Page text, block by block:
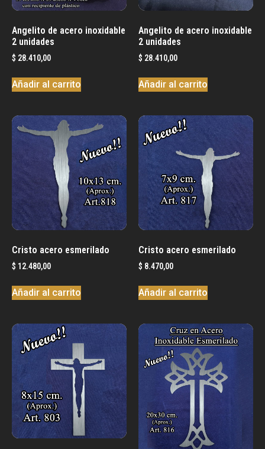
Angelito de acero inoxidable
2 unidades
$ 28.410,00
Añadir al carrito
Angelito de acero inoxidable
2 unidades
$ 28.410,00
Añadir al carrito
Cristo acero esmerilado
$ 12.480,00
Añadir al carrito
Cristo acero esmerilado
$ 8.470,00
Añadir al carrito